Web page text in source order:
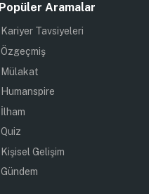
Popüler Aramalar
Kariyer Tavsiyeleri
Özgeçmiş
Mülakat
Humanspire
İlham
Quiz
Kişisel Gelişim
Gündem